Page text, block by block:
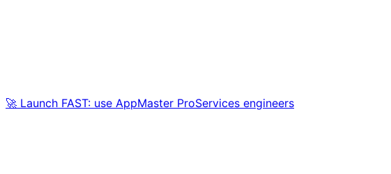
🚀 Launch FAST: use AppMaster ProServices engineers